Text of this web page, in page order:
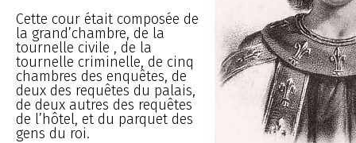
Cette cour était composée de
la grand’chambre, de la
tournelle civile , de la
tournelle criminelle, de cinq
chambres des enquêtes, de
deux des requêtes du palais,
de deux autres des requêtes
de l’hôtel, et du parquet des
gens du roi.